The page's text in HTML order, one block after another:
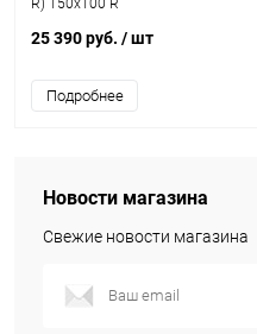
R) 150x100 R
25 390 руб. / шт
Подробнее
Новости магазина
Свежие новости магазина